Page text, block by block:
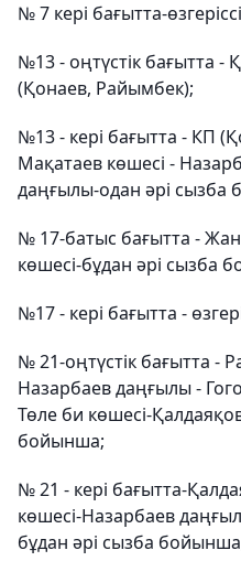
№ 7 кері бағытта-
№13 - оңтүстік бағытта -
(Қонаев, Райымбек);
№13 - кері бағытта - КП
Мақатаев көшесі -
даңғылы-одан әрі сызба
№ 17-батыс бағытта -
көшесі-бұдан әрі сызба
№17 - кері бағытта -
№ 21-оңтүстік бағытта -
Назарбаев даңғылы -
Төле би көшесі-
бойынша;
№ 21 - кері бағытта-
көшесі-Назарбаев
бұдан әрі сызба